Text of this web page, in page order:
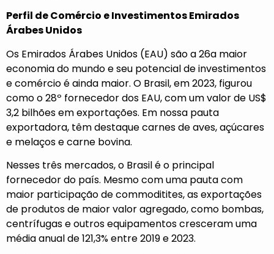
Perfil de Comércio e Investimentos Emirados
Árabes Unidos
Os Emirados Árabes Unidos (EAU) são a 26a maior
economia do mundo e seu potencial de investimentos
e comércio é ainda maior. O Brasil, em 2023, figurou
como o 28º fornecedor dos EAU, com um valor de US$
3,2 bilhões em exportações. Em nossa pauta
exportadora, têm destaque carnes de aves, açúcares
e melaços e carne bovina.
Nesses três mercados, o Brasil é o principal
fornecedor do país. Mesmo com uma pauta com
maior participação de commoditites, as exportações
de produtos de maior valor agregado, como bombas,
centrífugas e outros equipamentos cresceram uma
média anual de 121,3% entre 2019 e 2023.